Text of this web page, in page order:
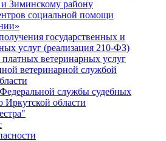
Зиминскому району
социальной помощи
государственных и
услуг (реализация 210-ФЗ)
ветеринарных услуг
ветеринарной службой
службы судебных
Иркутской области